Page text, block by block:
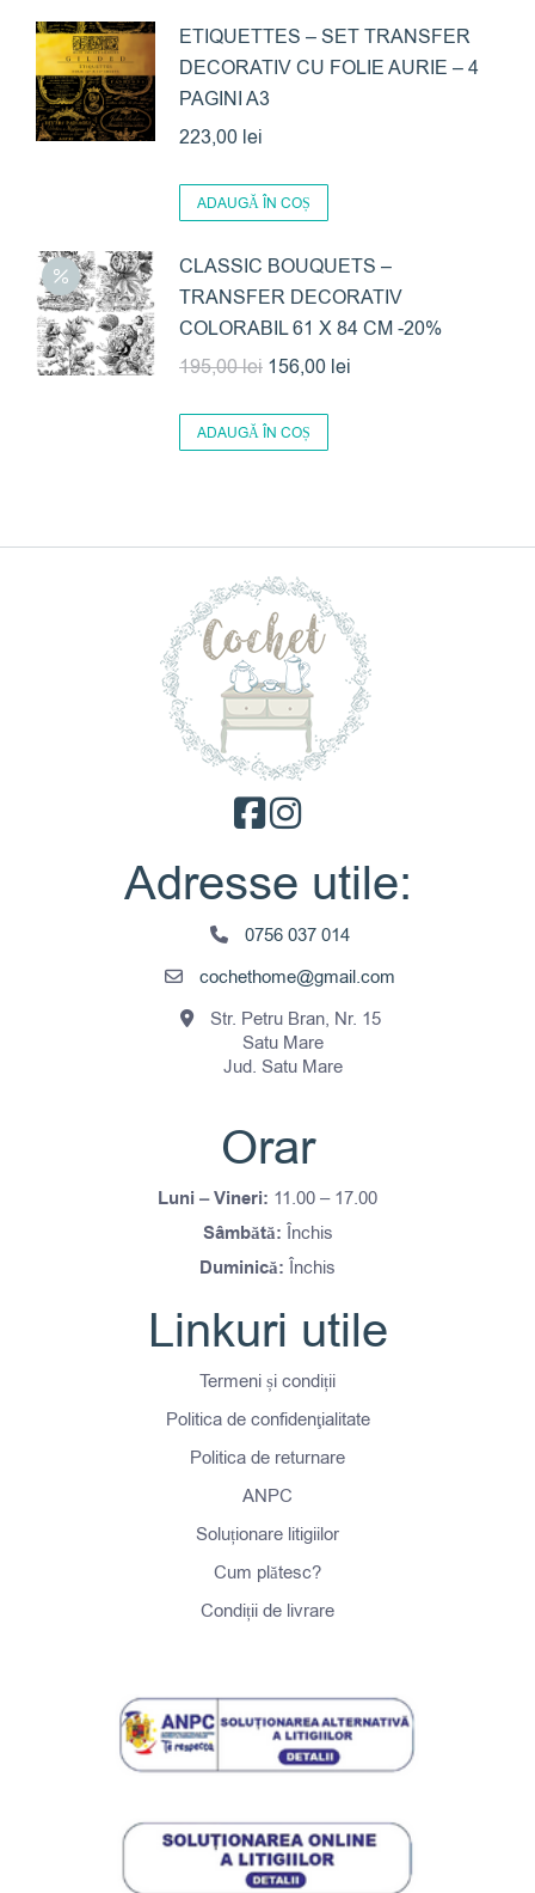
ETIQUETTES – SET TRANSFER
DECORATIV CU FOLIE AURIE – 4
PAGINI A3
223,00 lei
ADAUGĂ ÎN COȘ
CLASSIC BOUQUETS –
TRANSFER DECORATIV
COLORABIL 61 X 84 CM -20%
195,00lei Prețul
a
156,00 lei
ADAUGĂ ÎN COȘ
Adresse utile:
0756 037 014
cochethome@gmail.com
Str. Petru Bran, Nr. 15
Satu Mare
Jud. Satu Mare
Orar
Luni – Vineri: 11.00 – 17.00
Sâmbătă: Închis
Duminică: Închis
Linkuri utile
Termeni și condiții
Politica de confidenţialitate
Politica de returnare
ANPC
Soluționare litigiilor
Cum plătesc?
Condiții de livrare